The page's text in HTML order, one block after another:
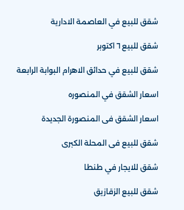
شقق للبيع في العاصمة الادارية
شقق للبيع ٦ اكتوبر
شقق للبيع في حدائق الاهرام البوابة الرابعة
اسعار الشقق في المنصوره
اسعار الشقق فى المنصورة الجديدة
شقق للبيع فى المحلة الكبرى
شقق للايجار في طنطا
شقق للبيع الزقازيق